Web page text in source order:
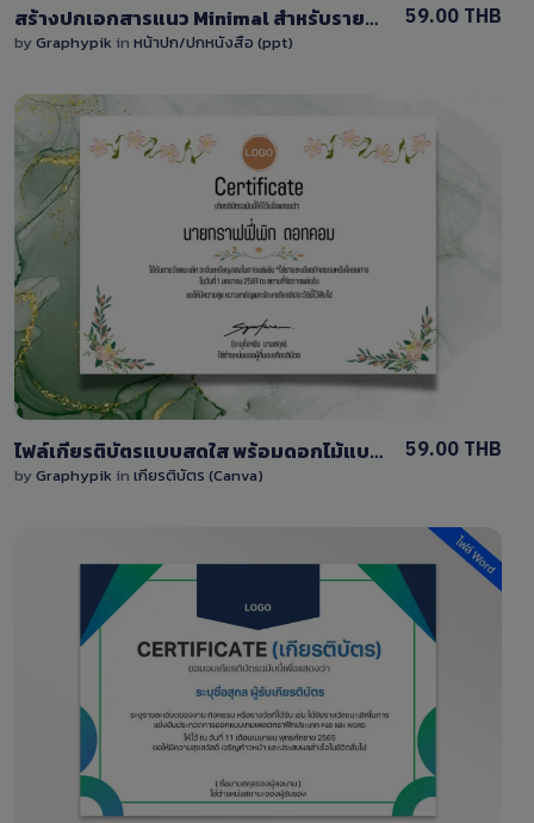
สร้างปกเอกสารแนว Minimal สำหรับรายงานหรืออื่นๆ โดยใช้สีสดใส รูปแบบเรียบง่ายสไตล์โมเดิร์น พร้อมเนื้อหาที่สามารถแก้ไขได้ รองรับไฟล์พาวเวอร์พ้อยต์
by Graphypik in หน้าปก/ปกหนังสือ (ppt)
59.00 THB
View Details
0 Sale
ไฟล์เกียรติบัตรแบบสดใส พร้อมดอกไม้แบบเรียบง่าย แก้ไขได้ด้วย Canva เวอร์ชั่นฟรี
by Graphypik in เกียรติบัตร (Canva)
59.00 THB
View Details
2 Sales